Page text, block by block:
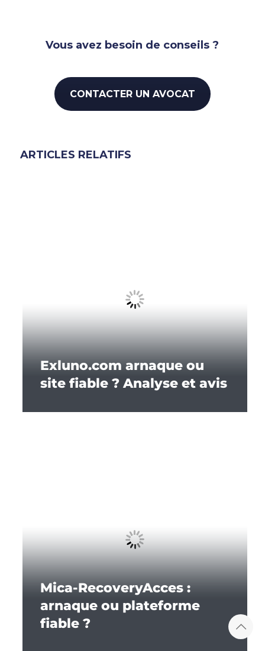
Vous avez besoin de conseils ?
CONTACTER UN AVOCAT
ARTICLES RELATIFS
Exluno.com arnaque ou
site fiable ? Analyse et avis
Mica-RecoveryAcces :
arnaque ou plateforme
fiable ?